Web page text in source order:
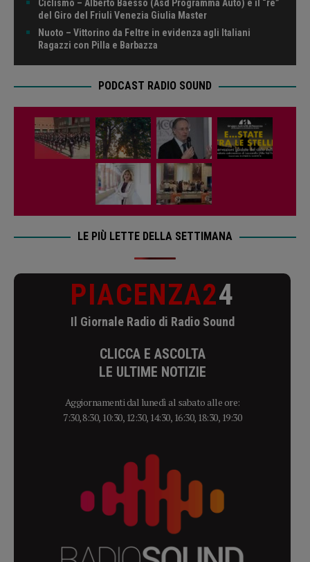
Ciclismo – Alberto Baesso (Asd Programma Auto) è il “re”
del Giro del Friuli Venezia Giulia Master
Nuoto – Vittorino da Feltre in evidenza agli Italiani
Ragazzi con Pilla e Barbazza
PODCAST RADIO SOUND
LE PIÙ LETTE DELLA SETTIMANA
PIACENZA24
Il Giornale Radio di Radio Sound
CLICCA E ASCOLTA
LE ULTIME NOTIZIE
Aggiornamenti dal lunedì al sabato alle ore:
7:30, 8:30, 10:30, 12:30, 14:30, 16:30, 18:30, 19:30